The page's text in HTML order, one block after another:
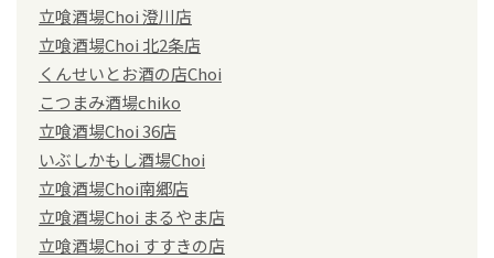
立喰酒場Choi 澄川店
立喰酒場Choi 北2条店
くんせいとお酒の店Choi
こつまみ酒場chiko
立喰酒場Choi 36店
いぶしかもし酒場Choi
立喰酒場Choi南郷店
立喰酒場Choi まるやま店
立喰酒場Choi すすきの店